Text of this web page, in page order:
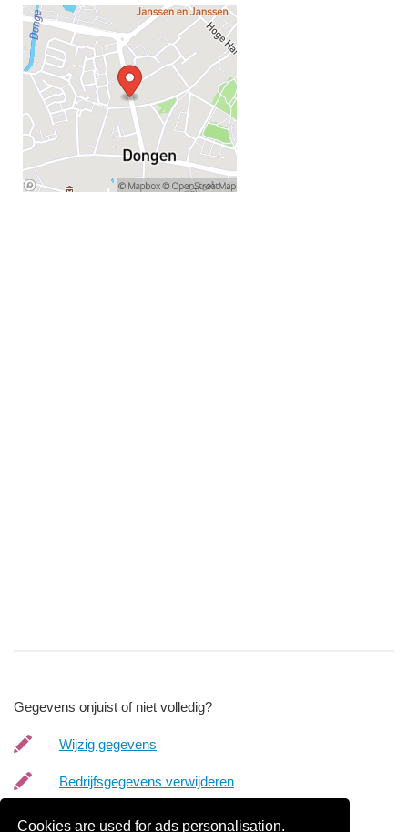
Cookies are used for ads personalisation.
Gegevens onjuist of niet volledig?
Wijzig gegevens
Bedrijfsgegevens verwijderen